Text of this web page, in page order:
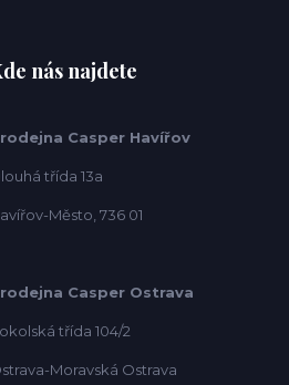
nás najdete
Casper Havířov
třída 13a
Město, 736 01
Casper Ostrava
třída 104/2
Moravská Ostrava